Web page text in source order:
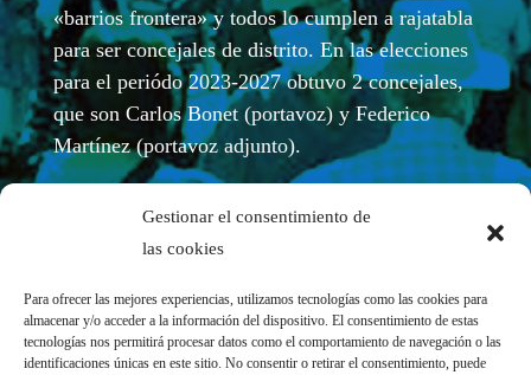
Gestionar el consentimiento de
las cookies
Para ofrecer las mejores experiencias, utilizamos tecnologías como las cookies para
almacenar y/o acceder a la información del dispositivo. El consentimiento de estas
tecnologías nos permitirá procesar datos como el comportamiento de navegación o las
identificaciones únicas en este sitio. No consentir o retirar el consentimiento, puede
«barrios frontera» y todos lo cumplen a rajatabla
para ser concejales de distrito. En las elecciones
para el periódo 2023-2027 obtuvo 2 concejales,
que son Carlos Bonet (portavoz) y Federico
Martínez (portavoz adjunto).